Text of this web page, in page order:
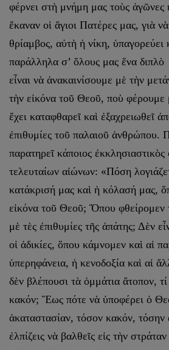
φέρνει στὴ μνήμη μας τοὺς ἀγῶνες
ἔκαναν οἱ ἅγιοι Πατέρες μας, γιὰ
θρίαμβος, αὐτὴ ἡ νίκη, ὑπαγορεύει
παράλληλα σ’ ὅλους μας ἕνα
εἶναι νὰ ἀνακαινίσουμε μὲ τὴν
τὴν εἰκόνα τοῦ Θεοῦ, ποὺ
ἔχει καταφθαρεῖ καὶ ἐξαχρειωθεῖ
ἐπιθυμίες τοῦ παλαιοῦ ἀνθρώπου.
παρατηρεῖ κάποιος
τελευταίων αἰώνων: «Πόση
κατάκρισή μας καὶ ἡ κόλασή μας,
εἰκόνα τοῦ Θεοῦ; Ὅπου
μὲ τὲς ἐπιθυμίες τῆς ἀπάτης; Δὲν
οἱ ἀδικίες, ὅπου κάμνομεν καὶ αἱ
ὑπερηφάνεια, ἡ κενοδοξία καὶ αἱ
δὲν βλέπουσι τὰ ὀμμάτια ἄτοπον,
κακόν; Ἕως πότε νὰ ὑποφέρει ὁ
ἀκαταστασίαν, τόσον κακόν, τόσην
ἐλπίζεις νὰ βαλθεῖς εἰς τὴν